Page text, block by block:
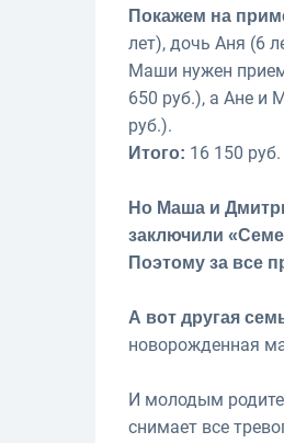
Покажем на
лет), дочь Аня (6
Маши нужен прием
650 руб.), а Ане и
руб.).
Итого: 16 150 руб.
Но Маша и
заключили
Поэтому за все
А вот другая
новорожденная
И молодым
снимает все